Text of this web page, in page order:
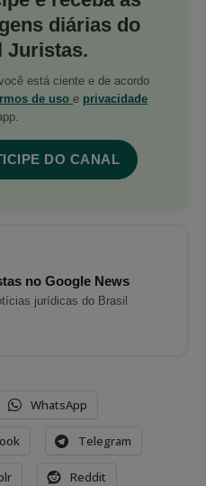
diárias do
Juristas.
está ciente e de acordo
de uso e privacidade
DO CANAL
no Google News
jurídicas do Brasil
WhatsApp
Telegram
Reddit